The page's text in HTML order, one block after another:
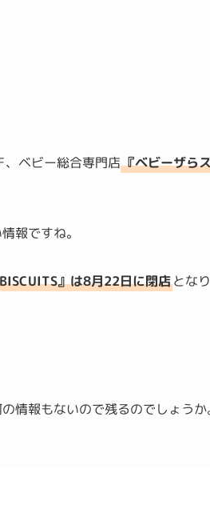
、ベビー総合専門店『ベビーザら
報ですね。
』は8月22日に閉店とな
情報もないので残るのでしょう